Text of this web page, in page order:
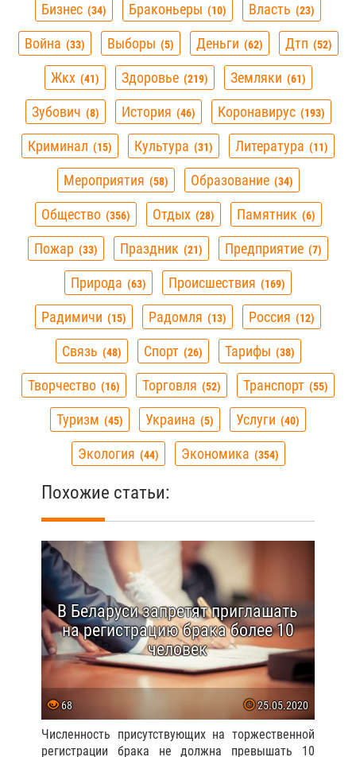
Бизнес 34 Браконьеры 10 Власть 23
Война 33 Выборы 5 Деньги 62 Дтп 52
Жкх 41 Здоровье 219 Земляки 61
Зубович 8 История 46 Коронавирус 193
Криминал 15 Культура 31 Литература 11
Мероприятия 58 Образование 34
Общество 356 Отдых 28 Памятник 6
Пожар 33 Праздник 21 Предприятие 7
Природа 63 Происшествия 169
Радимичи 15 Радомля 13 Россия 12
Связь 48 Спорт 26 Тарифы 38
Творчество 16 Торговля 52 Транспорт 55
Туризм 45 Украина 5 Услуги 40
Экология 44 Экономика 354
Похожие статьи:
В Беларуси запретят приглашать
на регистрацию брака более 10
человек
68 25.05.2020
Численность присутствующих на торжественной
регистрации брака не должна превышать 10